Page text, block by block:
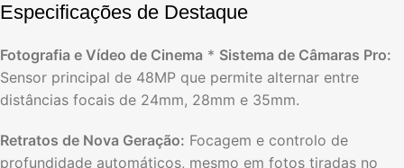
Especificações de Destaque
Fotografia e Vídeo de Cinema * Sistema de Câmaras Pro:
Sensor principal de 48MP que permite alternar entre
distâncias focais de 24mm, 28mm e 35mm.
Retratos de Nova Geração: Focagem e controlo de
profundidade automáticos, mesmo em fotos tiradas no